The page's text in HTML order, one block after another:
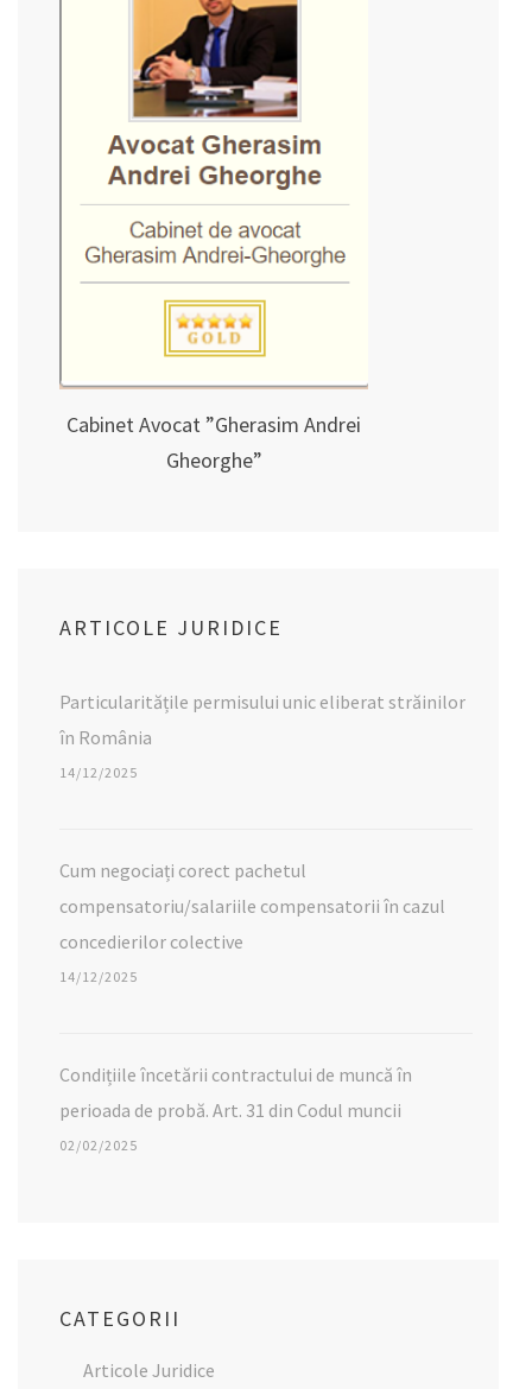
Cabinet Avocat ”Gherasim Andrei
Gheorghe”
ARTICOLE JURIDICE
Particularitățile permisului unic eliberat străinilor
în România
14/12/2025
Cum negociați corect pachetul
compensatoriu/salariile compensatorii în cazul
concedierilor colective
14/12/2025
Condițiile încetării contractului de muncă în
perioada de probă. Art. 31 din Codul muncii
02/02/2025
CATEGORII
Articole Juridice